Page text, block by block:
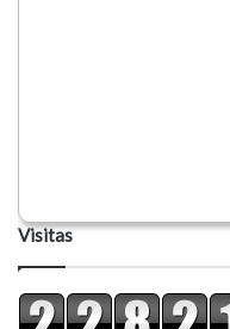
Visitas